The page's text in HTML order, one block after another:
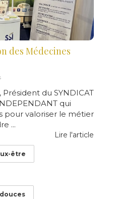
des Médecines
Président du SYNDICAT
qui
pour valoriser le métier
...
Lire l'article
être